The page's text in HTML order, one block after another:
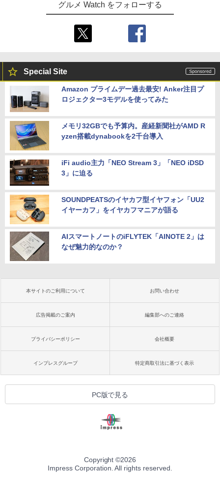
グルメ Watch をフォローする
Special Site
Amazon プライムデー過去最安! Anker注目プ
ロジェクター3モデルを使ってみた
メモリ32GBでも予算内。産経新聞社がAMD R
yzen搭載dynabookを2千台導入
iFi audio主力「NEO Stream 3」「NEO iDSD
3」に迫る
SOUNDPEATSのイヤカフ型イヤフォン「UU2
イヤーカフ」をイヤカフマニアが語る
AIスマートノートのiFLYTEK「AINOTE 2」は
なぜ魅力的なのか？
本サイトのご利用について お問い合わせ
広告掲載のご案内 編集部へのご連絡
プライバシーポリシー 会社概要
インプレスグループ 特定商取引法に基づく表示
PC版で見る
Copyright ©2026
Impress Corporation. All rights reserved.